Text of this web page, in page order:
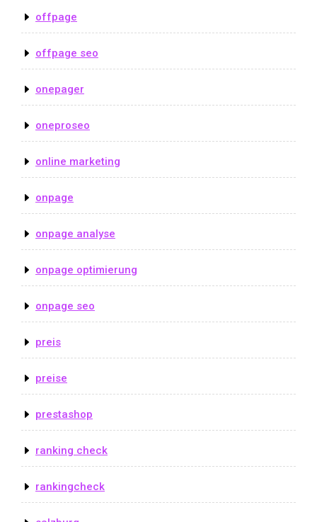
offpage
offpage seo
onepager
oneproseo
online marketing
onpage
onpage analyse
onpage optimierung
onpage seo
preis
preise
prestashop
ranking check
rankingcheck